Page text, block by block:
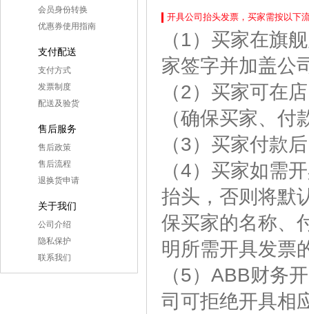
会员身份转换
优惠券使用指南
支付配送
支付方式
发票制度
配送及验货
售后服务
售后政策
售后流程
退换货申请
关于我们
公司介绍
隐私保护
联系我们
开具公司抬头发票，买家需按以下
（1）买家在旗
家签字并加盖公
（2）买家可在
（确保买家、
（3）买家付款
（4）买家如需
抬头，否则将默
保买家的名称、
明所需开具发票
（5）ABB财务
司可拒绝开具相